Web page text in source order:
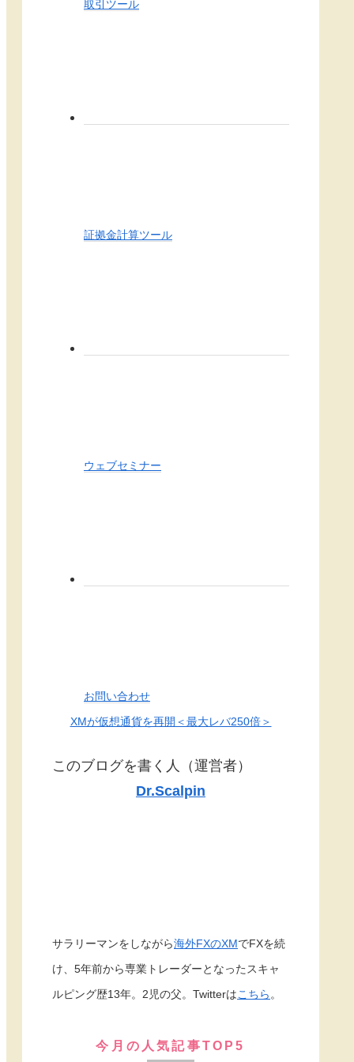
取引ツール
証拠金計算ツール
ウェブセミナー
お問い合わせ
XMが仮想通貨を再開＜最大レバ250倍＞
このブログを書く人（運営者）
Dr.Scalpin
サラリーマンをしながら海外FXのXMでFXを続
け、5年前から専業トレーダーとなったスキャ
ルピング歴13年。2児の父。Twitterはこちら。
今月の人気記事TOP5